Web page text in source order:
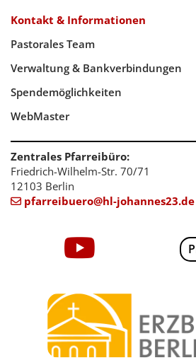
Kontakt & Informationen
Pastorales Team
Verwaltung & Bankverbindungen
Spendemöglichkeiten
WebMaster
Zentrales Pfarreibüro:
Friedrich-Wilhelm-Str. 70/71
12103 Berlin
 pfarreibuero@hl-johannes23.de